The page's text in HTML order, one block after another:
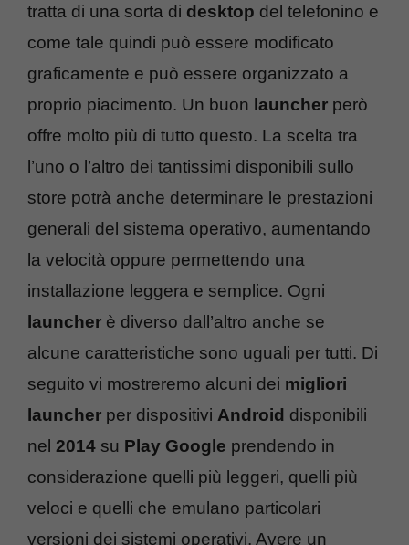
tratta di una sorta di desktop del telefonino e
come tale quindi può essere modificato
graficamente e può essere organizzato a
proprio piacimento. Un buon launcher però
offre molto più di tutto questo. La scelta tra
l’uno o l’altro dei tantissimi disponibili sullo
store potrà anche determinare le prestazioni
generali del sistema operativo, aumentando
la velocità oppure permettendo una
installazione leggera e semplice. Ogni
launcher è diverso dall’altro anche se
alcune caratteristiche sono uguali per tutti. Di
seguito vi mostreremo alcuni dei migliori
launcher per dispositivi Android disponibili
nel 2014 su Play Google prendendo in
considerazione quelli più leggeri, quelli più
veloci e quelli che emulano particolari
versioni dei sistemi operativi. Avere un